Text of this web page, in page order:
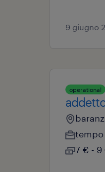
9 giugno
operational
7 € - 9